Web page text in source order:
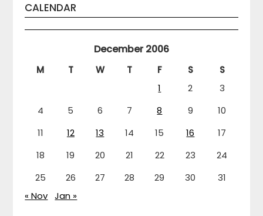
CALENDAR
December 2006
M T W T F S
S
1
2
3
4
5 6 7 8 9
10
11
12 13 14 15 16
17
18
19 20 21 22 23
24
25
26 27 28 29 30
31
« Nov Jan »